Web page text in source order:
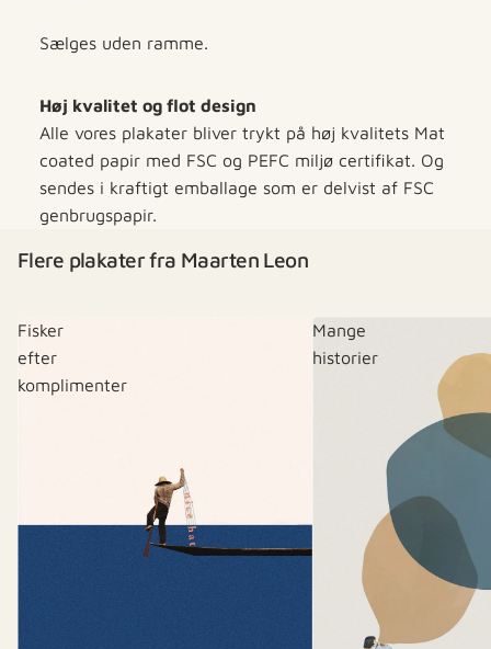
Sælges uden ramme.
Høj kvalitet og flot design
Alle vores plakater bliver trykt på høj kvalitets Mat
coated papir med FSC og PEFC miljø certifikat. Og
sendes i kraftigt emballage som er delvist af FSC
genbrugspapir.
Flere plakater fra Maarten Leon
Fisker
efter
komplimenter
Mange
historier